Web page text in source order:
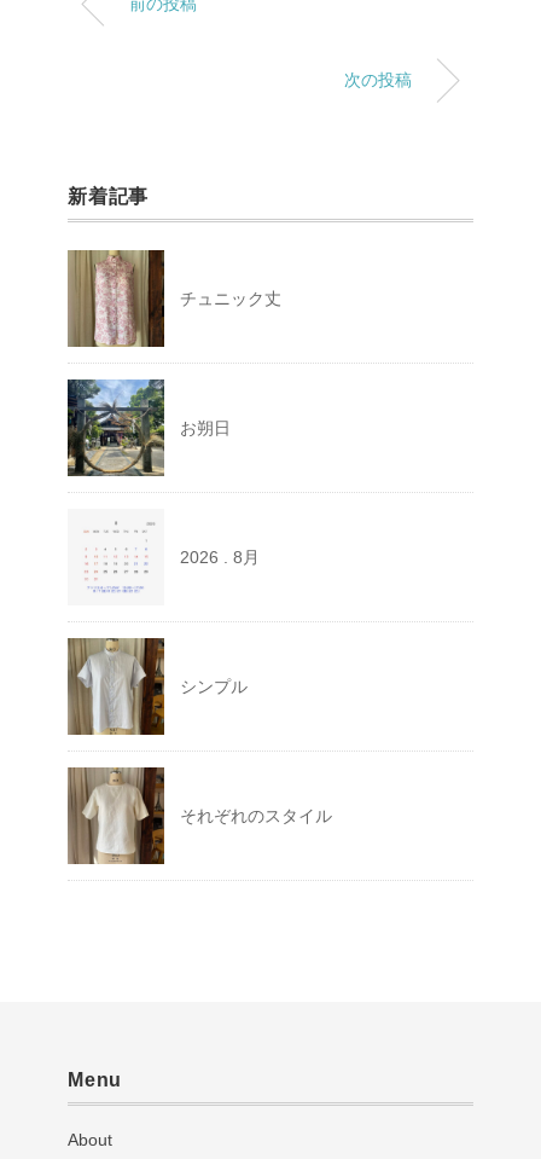
次の投稿
新着記事
チュニック丈
お朔日
2026 . 8月
シンプル
それぞれのスタイル
Menu
About